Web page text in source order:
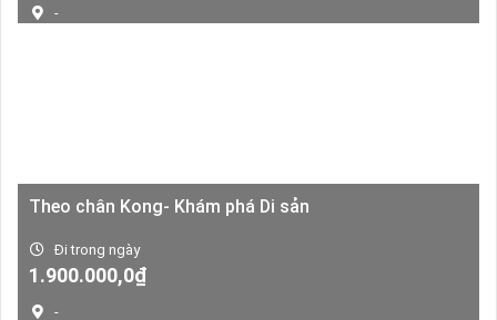
là:
-
Theo chân Kong- Khám phá Di sản
Đi trong ngày
Giá
1.900.000,0₫Giá
-